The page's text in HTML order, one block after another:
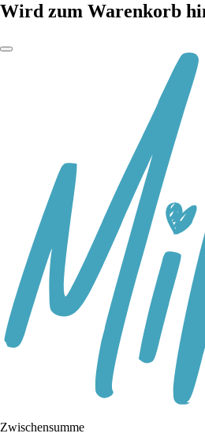
Wird zum Warenkorb
Zwischensumme